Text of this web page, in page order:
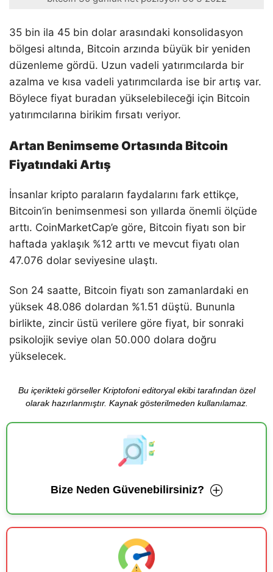
35 bin ila 45 bin dolar arasındaki konsolidasyon
bölgesi altında, Bitcoin arzında büyük bir yeniden
düzenleme gördü. Uzun vadeli yatırımcılarda bir
azalma ve kısa vadeli yatırımcılarda ise bir artış var.
Böylece fiyat buradan yükselebileceği için Bitcoin
yatırımcılarına birikim fırsatı veriyor.
Artan Benimseme Ortasında Bitcoin
Fiyatındaki Artış
İnsanlar kripto paraların faydalarını fark ettikçe,
Bitcoin’in benimsenmesi son yıllarda önemli ölçüde
arttı. CoinMarketCap’e göre, Bitcoin fiyatı son bir
haftada yaklaşık %12 arttı ve mevcut fiyatı olan
47.076 dolar seviyesine ulaştı.
Son 24 saatte, Bitcoin fiyatı son zamanlardaki en
yüksek 48.086 dolardan %1.51 düştü. Bununla
birlikte, zincir üstü verilere göre fiyat, bir sonraki
psikolojik seviye olan 50.000 dolara doğru
yükselecek.
Bu içerikteki görseller Kriptofoni editoryal ekibi tarafından özel
olarak hazırlanmıştır. Kaynak gösterilmeden kullanılamaz.
Bize Neden Güvenebilirsiniz?